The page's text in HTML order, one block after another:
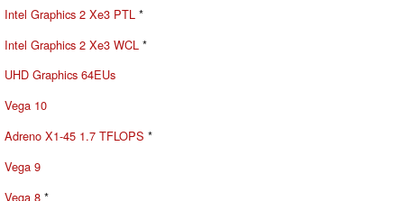
Intel Graphics 2 Xe3 PTL *
Intel Graphics 2 Xe3 WCL *
UHD Graphics 64EUs
Vega 10
Adreno X1-45 1.7 TFLOPS *
Vega 9
Vega 8 *